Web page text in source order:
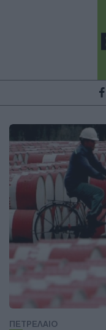
ΠΕΤΡΕΛΑΙΟ